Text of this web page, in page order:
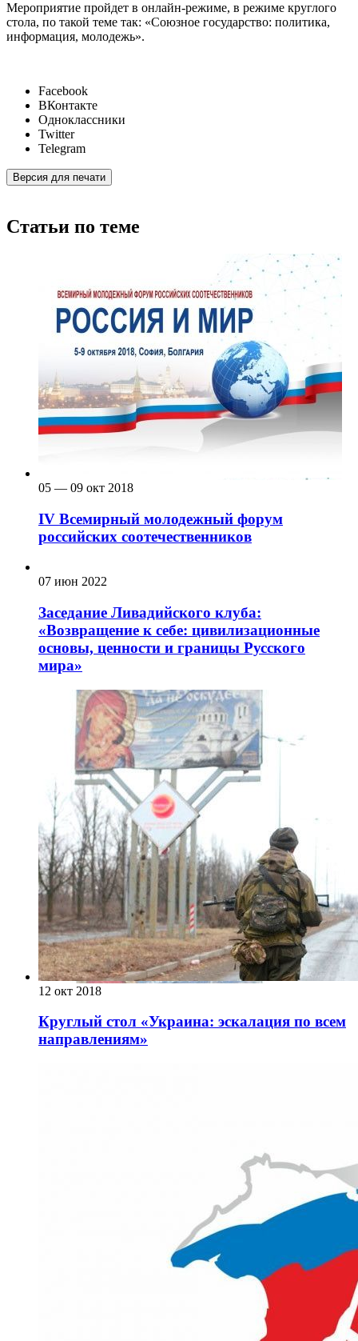
Мероприятие пройдет в онлайн-режиме, в режиме круглого
стола, по такой теме так: «Союзное государство: политика,
информация, молодежь».
Facebook
ВКонтакте
Одноклассники
Twitter
Telegram
Версия для печати
Статьи по теме
05 — 09 окт 2018
IV Всемирный молодежный форум
российских соотечественников
07 июн 2022
Заседание Ливадийского клуба:
«Возвращение к себе: цивилизационные
основы, ценности и границы Русского
мира»
12 окт 2018
Круглый стол «Украина: эскалация по всем
направлениям»